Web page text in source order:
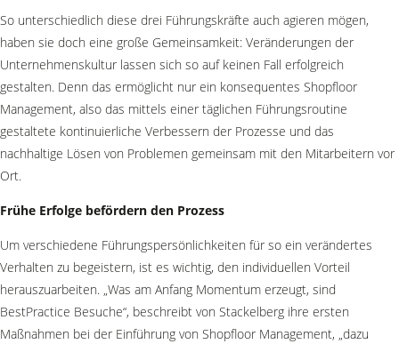
So unterschiedlich diese drei Führungskräfte auch agieren mögen,
haben sie doch eine große Gemeinsamkeit: Veränderungen der
Unternehmenskultur lassen sich so auf keinen Fall erfolgreich
gestalten. Denn das ermöglicht nur ein konsequentes Shopfloor
Management, also das mittels einer täglichen Führungsroutine
gestaltete kontinuierliche Verbessern der Prozesse und das
nachhaltige Lösen von Problemen gemeinsam mit den Mitarbeitern vor
Ort.
Frühe Erfolge befördern den Prozess
Um verschiedene Führungspersönlichkeiten für so ein verändertes
Verhalten zu begeistern, ist es wichtig, den individuellen Vorteil
herauszuarbeiten. „Was am Anfang Momentum erzeugt, sind
BestPractice Besuche“, beschreibt von Stackelberg ihre ersten
Maßnahmen bei der Einführung von Shopfloor Management, „dazu